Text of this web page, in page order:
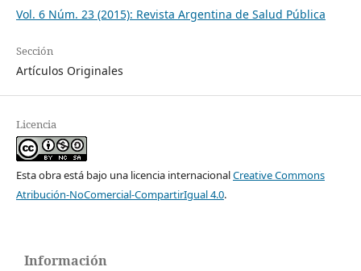
Vol. 6 Núm. 23 (2015): Revista Argentina de Salud Pública
Sección
Artículos Originales
Licencia
Esta obra está bajo una licencia internacionalCreative Commons
Atribución-NoComercial-CompartirIgual 4.0.
Información